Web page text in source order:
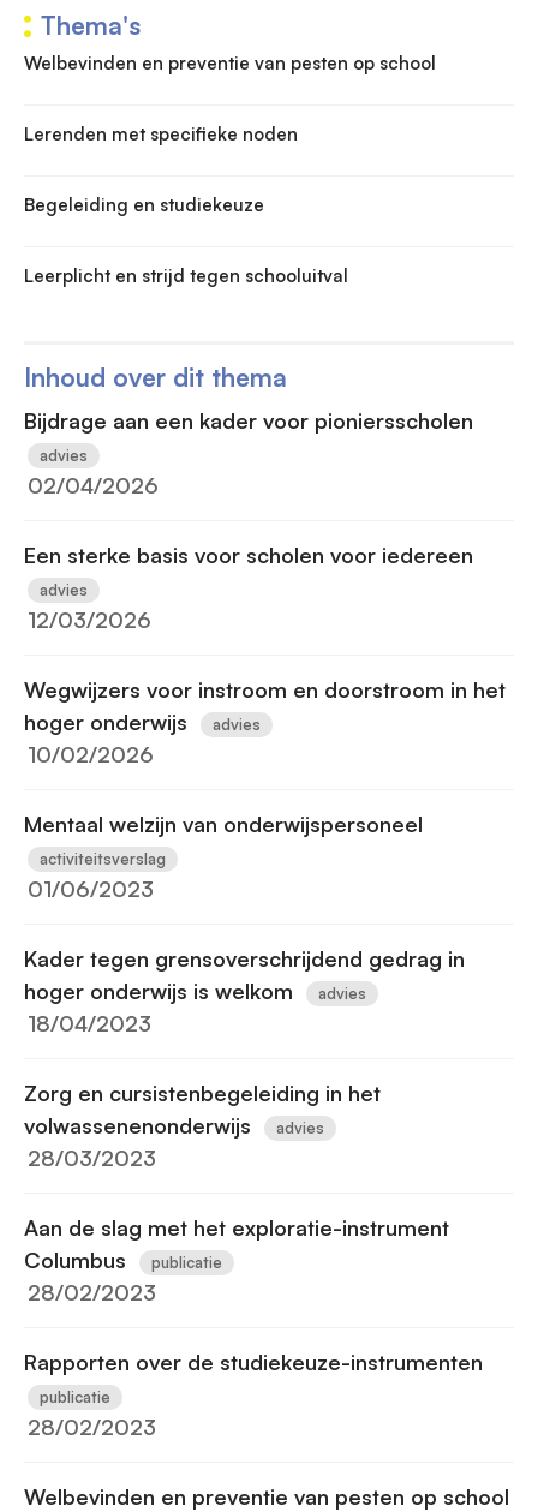
Thema's
Welbevinden en preventie van pesten op school
Lerenden met specifieke noden
Begeleiding en studiekeuze
Leerplicht en strijd tegen schooluitval
Inhoud over dit thema
Bijdrage aan een kader voor pioniersscholen
advies
02/04/2026
Een sterke basis voor scholen voor iedereen
advies
12/03/2026
Wegwijzers voor instroom en doorstroom in het
hoger onderwijs
advies
10/02/2026
Mentaal welzijn van onderwijspersoneel
activiteitsverslag
01/06/2023
Kader tegen grensoverschrijdend gedrag in
hoger onderwijs is welkom
advies
18/04/2023
Zorg en cursistenbegeleiding in het
volwassenenonderwijs
advies
28/03/2023
Aan de slag met het exploratie-instrument
Columbus
publicatie
28/02/2023
Rapporten over de studiekeuze-instrumenten
publicatie
28/02/2023
Welbevinden en preventie van pesten op school